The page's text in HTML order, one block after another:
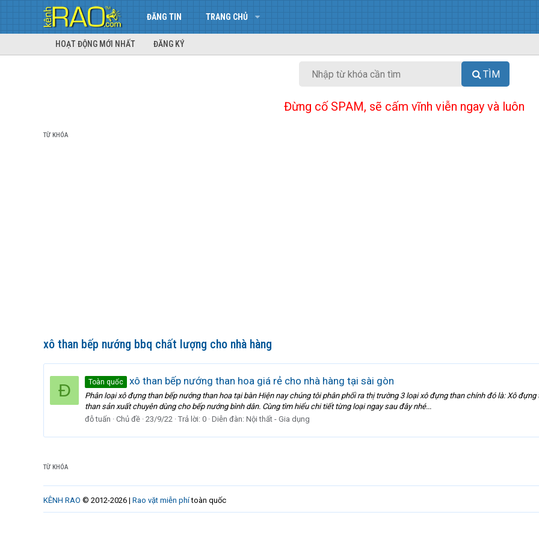
ĐĂNG TIN TRANG CHỦ
HOẠT ĐỘNG MỚI NHẤT ĐĂNG KÝ
TÌM
Đừng cố SPAM, sẽ cấm vĩnh viễn ngay và luôn
TỪ KHÓA
xô than bếp nướng bbq chất lượng cho nhà hàng
Đ Toàn quốc xô than bếp nướng than hoa giá rẻ cho nhà hàng tại sài gòn
Phân loại xô đựng than bếp nướng than hoa tại bàn Hiện nay chúng tôi phân phối ra thị trường 3 loại xô đựng than chính đó là: Xô
than sản xuất chuyên dùng cho bếp nướng bình dân. Cùng tìm hiểu chi tiết từng loại ngay sau đây nhé...
đỗ tuấn
Chủ đề 23/9/22 Trả lời: 0 Diễn đàn: Nội thất - Gia dụng
TỪ KHÓA
KÊNH RAO © 2012-2026 | Rao vặt miễn phítoàn quốc